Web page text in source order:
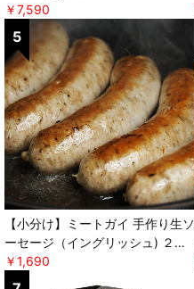
￥7,590
【小分け】ミートガイ 手作り生ソ
ーセージ（イングリッシュ) ２本
パック×２セット ＊軽減税率対
象 [ミートガイ]
￥1,690